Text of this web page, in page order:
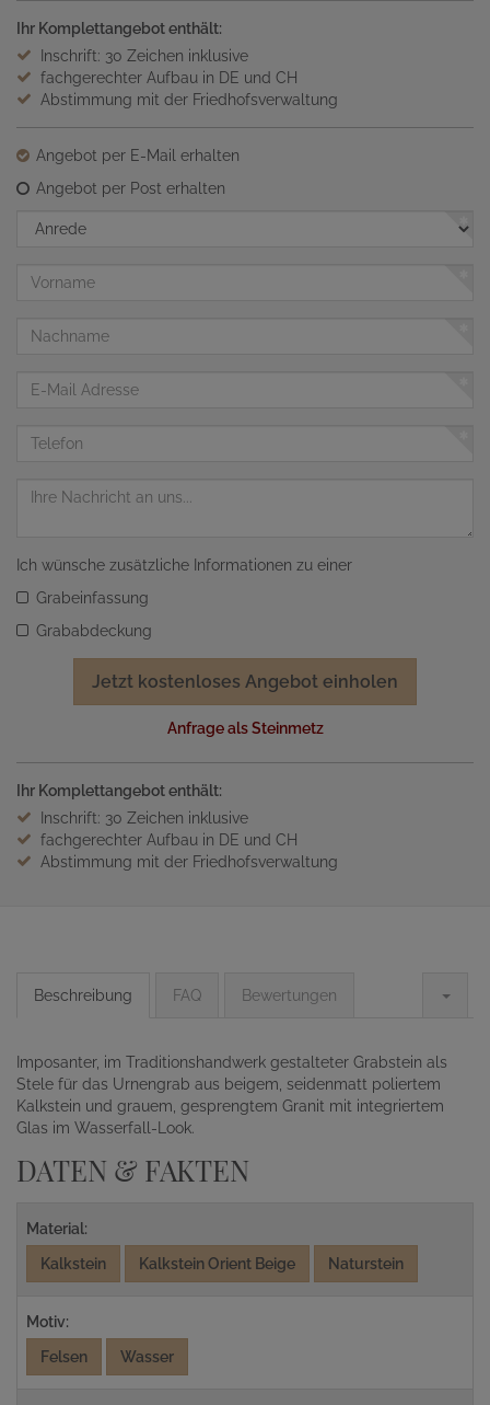
Ihr Komplettangebot enthält:
Inschrift: 30 Zeichen inklusive
fachgerechter Aufbau in DE und CH
Abstimmung mit der Friedhofsverwaltung
Angebot per E-Mail erhalten
Angebot per Post erhalten
Anrede
Vorname
Nachname
Telefon
Nachricht
Ich wünsche zusätzliche Informationen zu einer
Grabeinfassung
Grababdeckung
Jetzt kostenloses Angebot einholen
Anfrage als Steinmetz
Ihr Komplettangebot enthält:
Inschrift: 30 Zeichen inklusive
fachgerechter Aufbau in DE und CH
Abstimmung mit der Friedhofsverwaltung
Beschreibung FAQ Bewertungen
Imposanter, im Traditionshandwerk gestalteter Grabstein als
Stele für das Urnengrab aus beigem, seidenmatt poliertem
Kalkstein und grauem, gesprengtem Granit mit integriertem
Glas im Wasserfall-Look.
DATEN & FAKTEN
Material:
Kalkstein
Kalkstein Orient Beige Naturstein
Motiv:
Felsen
Wasser